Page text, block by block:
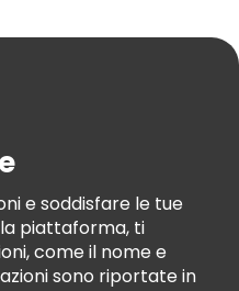
e soddisfare le tue
piattaforma, ti
come il nome e
sono riportate in